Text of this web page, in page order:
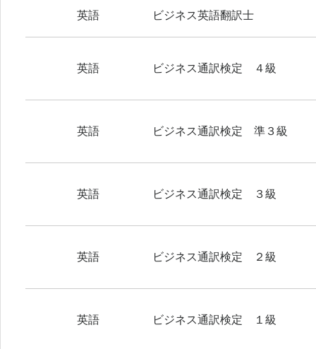
英語 ビジネス英語翻訳士
英語 ビジネス通訳検定 ４級
英語 ビジネス通訳検定 準３級
英語 ビジネス通訳検定 ３級
英語 ビジネス通訳検定 ２級
英語 ビジネス通訳検定 １級